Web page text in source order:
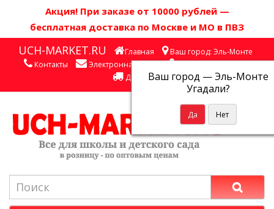
Акция! При заказе от 10000 рублей —
бесплатная доставка по Москве и МО в ПВЗ
UCH-MARKET.RU Главная Ваш город: Эль-Монте
Ваш город —Эль-Монте
Угадали?
Контакты Электронная почта
Личный кабинет
Доставка